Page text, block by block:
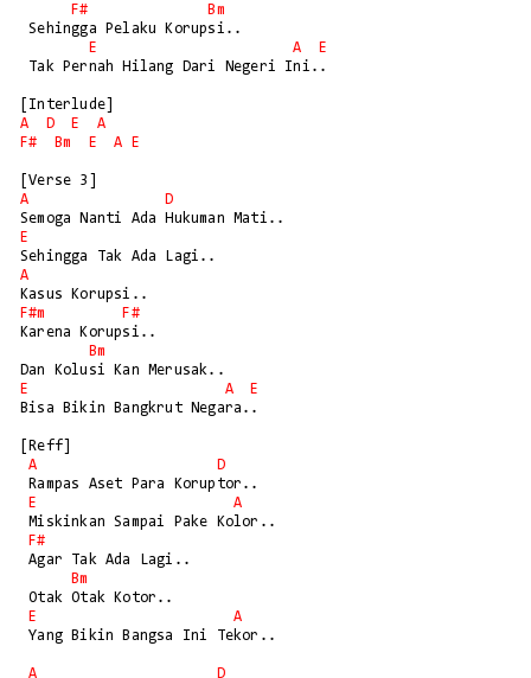
F#
Bm
Sehingga Pelaku Korupsi..
E
A
E
A
D E
A
F#
Bm E A E
A
D
E
A
F#m
F#
Karena Korupsi..
Bm
E
A
E
Bisa Bikin Bangkrut Negara..
[Reff]
A
D
E
A
F#
Agar Tak Ada Lagi..
Bm
Otak Otak Kotor..
E
A
Yang Bikin Bangsa Ini Tekor..
A D